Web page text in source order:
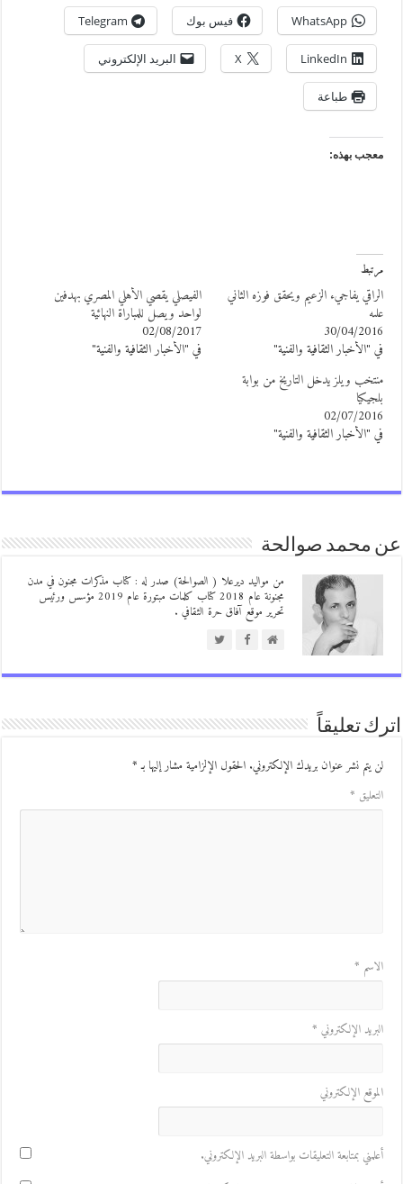
WhatsApp فيس بوك Telegram
LinkedIn
X البريد الإلكتروني
طباعة
بهذه:
يفاجيء الزعيم ويحقق فوزه الثاني
30/04/
"الأخبار الثقافية والفنية"
الفيصلي يقصي الأهلي المصري بهدفين
لواحد ويصل للمباراة النهائية
02/08/2017
في "الأخبار الثقافية والفنية"
ويلز يدخل التاريخ من بوابة
02/07/
"الأخبار الثقافية والفنية"
محمد صوالحة
من مواليد ديرعلا ( الصوالحة) صدر له : كتاب مذكرات مجنون في مدن
مجنونة عام 2018 كتاب كلمات مبتورة عام 2019 مؤسس ورئيس
تحرير موقع آفاق حرة الثقافي .
تعليقاً
يتم نشر عنوان بريدك الإلكتروني.الحقول الإلزامية مشار إليها بـ*
*
*
الإلكتروني*
الإلكتروني
بمتابعة التعليقات بواسطة البريد الإلكتروني.